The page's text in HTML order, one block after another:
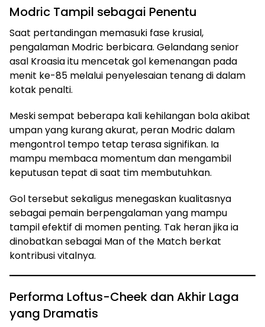
Modric Tampil sebagai Penentu
Saat pertandingan memasuki fase krusial,
pengalaman Modric berbicara. Gelandang senior
asal Kroasia itu mencetak gol kemenangan pada
menit ke-85 melalui penyelesaian tenang di dalam
kotak penalti.
Meski sempat beberapa kali kehilangan bola akibat
umpan yang kurang akurat, peran Modric dalam
mengontrol tempo tetap terasa signifikan. Ia
mampu membaca momentum dan mengambil
keputusan tepat di saat tim membutuhkan.
Gol tersebut sekaligus menegaskan kualitasnya
sebagai pemain berpengalaman yang mampu
tampil efektif di momen penting. Tak heran jika ia
dinobatkan sebagai Man of the Match berkat
kontribusi vitalnya.
Performa Loftus-Cheek dan Akhir Laga
yang Dramatis